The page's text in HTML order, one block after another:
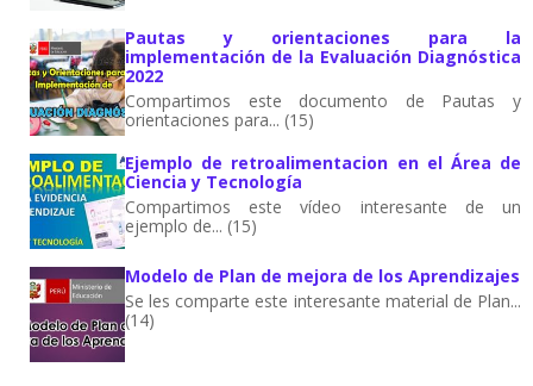
Pautas y orientaciones para la
implementación de la Evaluación Diagnóstica
2022
Compartimos este documento de Pautas y
orientaciones para... (15)
Ejemplo de retroalimentacion en el Área de
Ciencia y Tecnología
Compartimos este vídeo interesante de un
ejemplo de... (15)
Modelo de Plan de mejora de los Aprendizajes
Se les comparte este interesante material de Plan...
(14)